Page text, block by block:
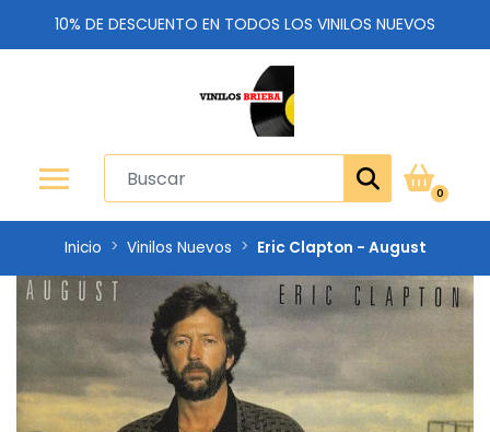
10% DE DESCUENTO EN TODOS LOS VINILOS NUEVOS
0
Inicio Vinilos Nuevos Eric Clapton - August